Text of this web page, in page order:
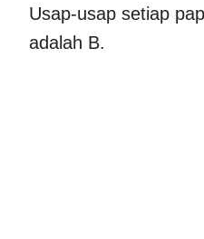
Usap-usap setiap
adalah B.